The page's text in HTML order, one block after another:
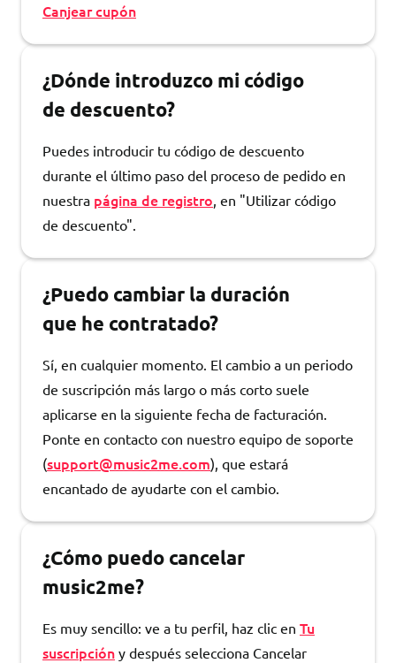
Canjear cupón
¿Dónde introduzco mi código
de descuento?
Puedes introducir tu código de descuento
durante el último paso del proceso de pedido en
nuestra página de registro, en "Utilizar código
de descuento".
¿Puedo cambiar la duración
que he contratado?
Sí, en cualquier momento. El cambio a un periodo
de suscripción más largo o más corto suele
aplicarse en la siguiente fecha de facturación.
Ponte en contacto con nuestro equipo de soporte
(support@music2me.com), que estará
encantado de ayudarte con el cambio.
¿Cómo puedo cancelar
music2me?
Es muy sencillo: ve a tu perfil, haz clic en Tu
suscripción y después selecciona Cancelar